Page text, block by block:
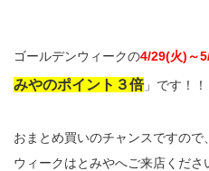
ゴールデンウィークの4/29(火)～
みやのポイント３倍」です！！
おまとめ買いのチャンスですの
ウィークはとみやへご来店くださ